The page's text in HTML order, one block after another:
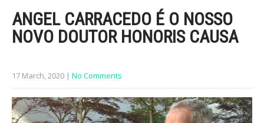
ANGEL CARRACEDO É O NOSSO
NOVO DOUTOR HONORIS CAUSA
17 March, 2020 | No Comments